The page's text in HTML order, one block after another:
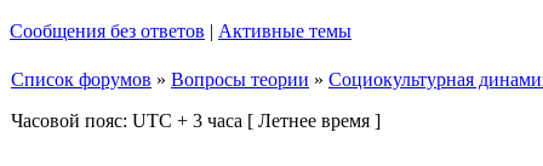
Сообщения без ответов | Активные темы
Список форумов » Вопросы теории » Социокультурная
Часовой пояс: UTC + 3 часа [ Летнее время ]